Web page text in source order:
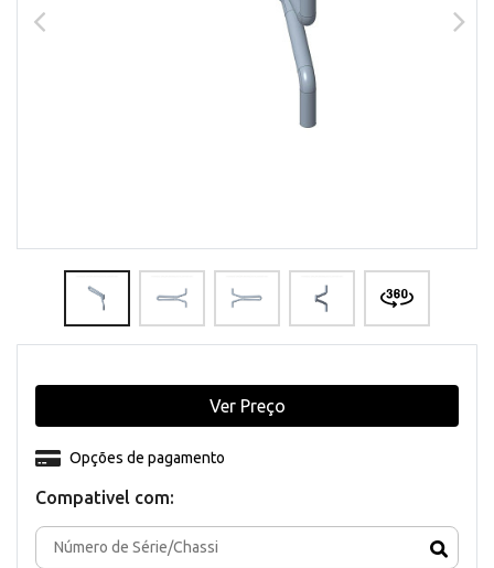
Compativel com:
Opções de pagamento
Ver Preço